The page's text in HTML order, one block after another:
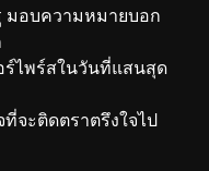
มอบความหมายบอก
ร์ไพร์สในวันที่แสนสุด
จะติดตราตรึงใจไป